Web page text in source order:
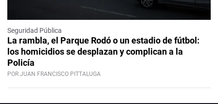
Seguridad Pública
La rambla, el Parque Rodó o un estadio de fútbol:
los homicidios se desplazan y complican a la
Policía
POR JUAN FRANCISCO PITTALUGA